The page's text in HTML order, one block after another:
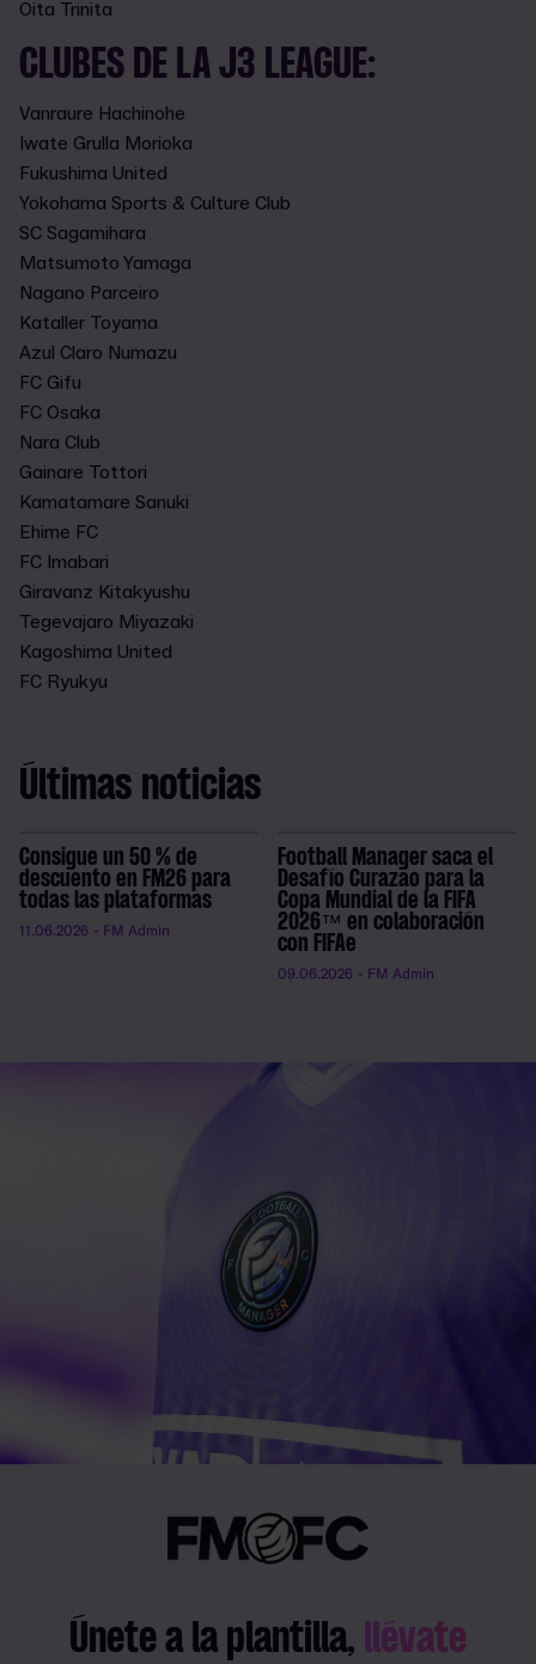
Oita Trinita
CLUBES DE LA J3 LEAGUE:
Vanraure Hachinohe
Iwate Grulla Morioka
Fukushima United
Yokohama Sports & Culture Club
SC Sagamihara
Matsumoto Yamaga
Nagano Parceiro
Kataller Toyama
Azul Claro Numazu
FC Gifu
FC Osaka
Nara Club
Gainare Tottori
Kamatamare Sanuki
Ehime FC
FC Imabari
Giravanz Kitakyushu
Tegevajaro Miyazaki
Kagoshima United
FC Ryukyu
Últimas noticias
Consigue un 50 % de
descuento en FM26 para
todas las plataformas
11.06.2026 - FM Admin
Football Manager saca el
Desafío Curazao para la
Copa Mundial de la FIFA
2026™ en colaboración
con FIFAe
09.06.2026 - FM Admin
Únete a la plantilla, llévate